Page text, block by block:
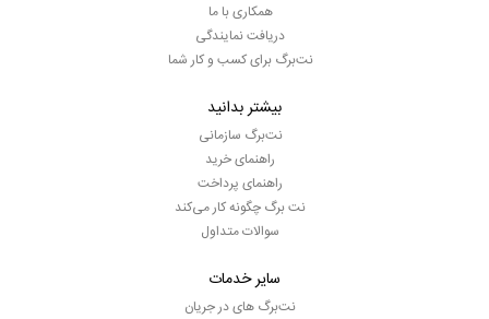
همکاری با ما
دریافت نمایندگی
نت‌برگ برای کسب و کار شما
بیشتر بدانید
نت‌برگ سازمانی
راهنمای خرید
راهنمای پرداخت
نت برگ چگونه کار می‌کند
سوالات متداول
سایر خدمات
نت‌برگ های در جریان